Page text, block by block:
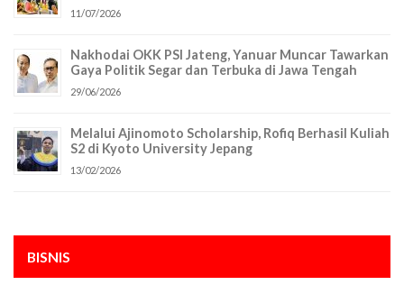
11/07/2026
Nakhodai OKK PSI Jateng, Yanuar Muncar Tawarkan
Gaya Politik Segar dan Terbuka di Jawa Tengah
29/06/2026
Melalui Ajinomoto Scholarship, Rofiq Berhasil Kuliah
S2 di Kyoto University Jepang
13/02/2026
BISNIS